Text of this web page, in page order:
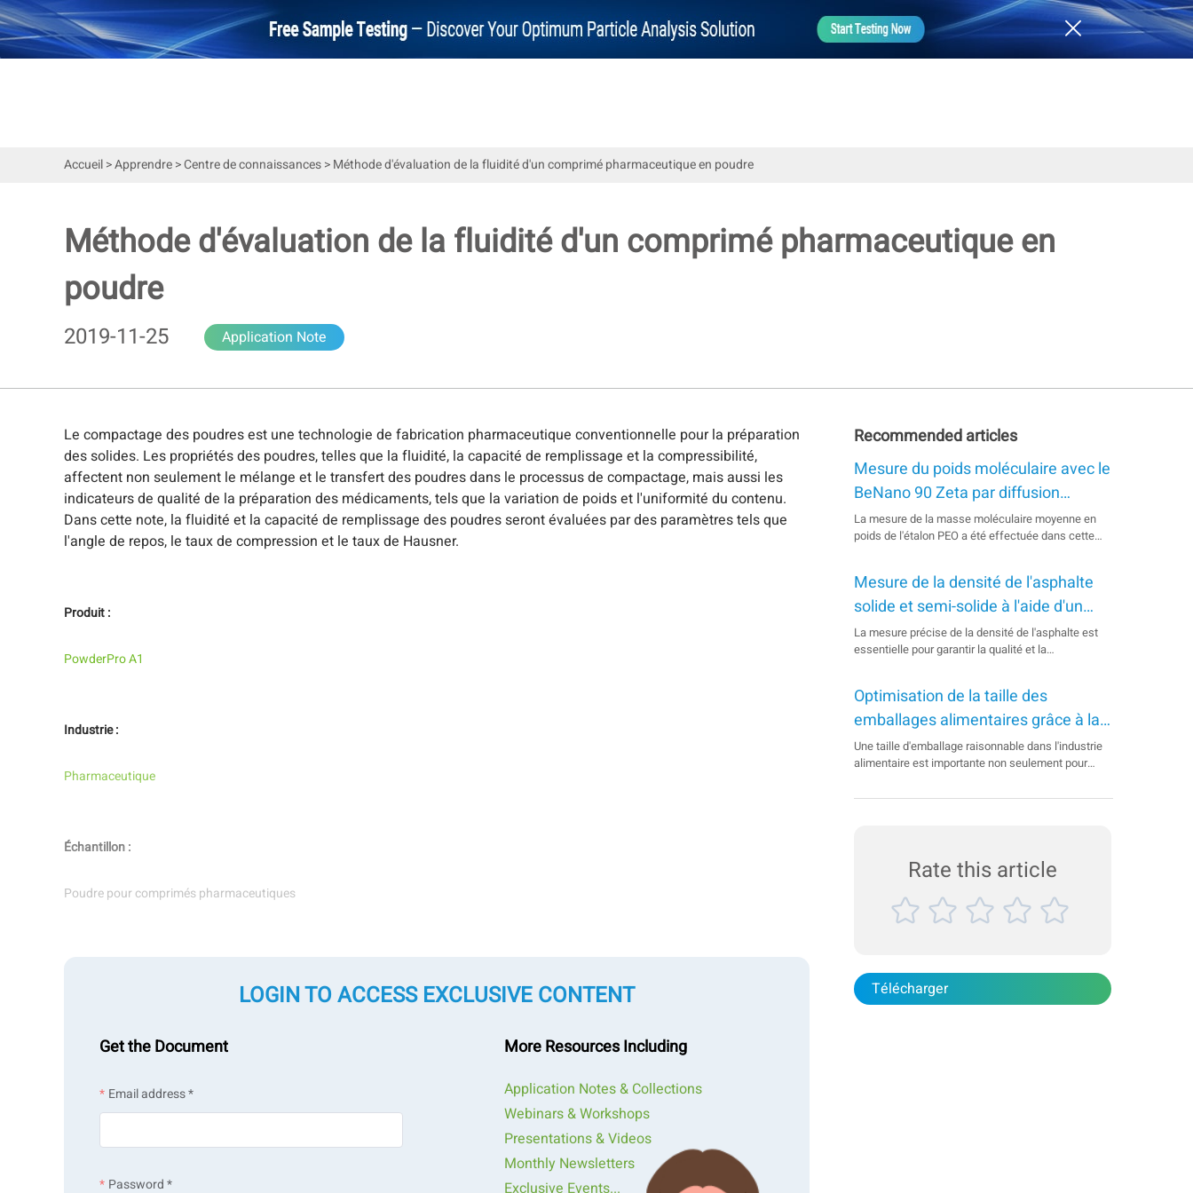
Accueil>Apprendre>Centre de connaissances>Méthode d'évaluation de la fluidité d'un comprimé pharmaceutique en poudre
Méthode d'évaluation de la fluidité d'un comprimé pharmaceutique en
poudre
2019-11-25 Application Note
Le compactage des poudres est une technologie de fabrication pharmaceutique conventionnelle pour la préparation
des solides. Les propriétés des poudres, telles que la fluidité, la capacité de remplissage et la compressibilité,
affectent non seulement le mélange et le transfert des poudres dans le processus de compactage, mais aussi les
indicateurs de qualité de la préparation des médicaments, tels que la variation de poids et l'uniformité du contenu.
Dans cette note, la fluidité et la capacité de remplissage des poudres seront évaluées par des paramètres tels que
l'angle de repos, le taux de compression et le taux de Hausner.
Produit :
PowderPro A1
Industrie :
Pharmaceutique
Échantillon :
Poudre pour comprimés pharmaceutiques
LOGIN TO ACCESS EXCLUSIVE CONTENT
Get the Document
Email address *
Password *
More Resources Including
Application Notes & Collections
Webinars & Workshops
Presentations & Videos
Monthly Newsletters
Exclusive Events...
Recommended articles
Mesure du poids moléculaire avec le
BeNano 90 Zeta par diffusion
statique de la lumière
La mesure de la masse moléculaire moyenne en
poids de l'étalon PEO a été effectuée dans cette
mesurée est assez proche de la valeur de la
littérature, démontrant ainsi que le BeNano 90 Zeta
Mesure de la densité de l'asphalte
solide et semi-solide à l'aide d'un
pycnomètre automatique à hélium
La mesure précise de la densité de l'asphalte est
essentielle pour garantir la qualité et la
mesurer la densité de l'asphalte, ce qui en fait un
outil utile pour améliorer les performances des
chaussées.&nbsp;&nbsp;Produit：
&nbsp;BetterPyc 380&nbsp;&nbsp;Secteur
d'activité :&nbsp;Bâtiment ...
Optimisation de la taille des
emballages alimentaires grâce à la
mesure de la densité de
prélèvement
Une taille d'emballage raisonnable dans l'industrie
alimentaire est importante non seulement pour
aussi pour réduire le coût du transport des produits.
Rate this article
Télécharger